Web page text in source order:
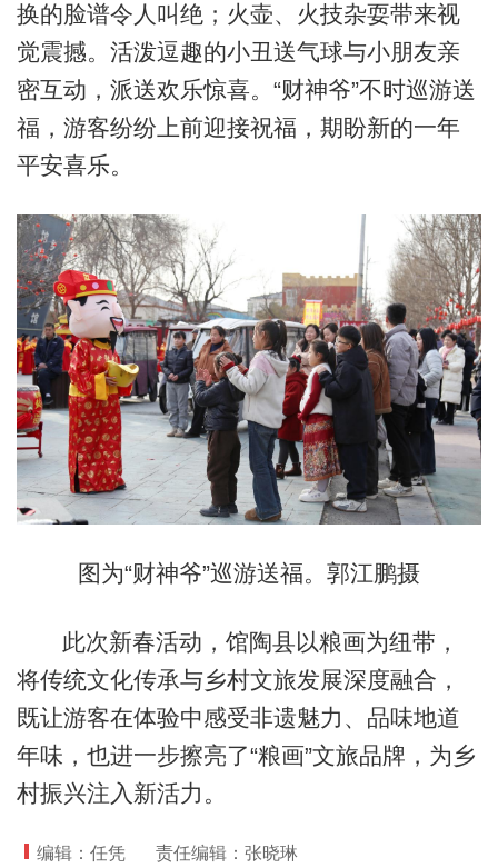
换的脸谱令人叫绝；火壶、火技杂耍带来视
觉震撼。活泼逗趣的小丑送气球与小朋友亲
密互动，派送欢乐惊喜。“财神爷”不时巡游送
福，游客纷纷上前迎接祝福，期盼新的一年
平安喜乐。
图为“财神爷”巡游送福。郭江鹏摄
此次新春活动，馆陶县以粮画为纽带，
将传统文化传承与乡村文旅发展深度融合，
既让游客在体验中感受非遗魅力、品味地道
年味，也进一步擦亮了“粮画”文旅品牌，为乡
村振兴注入新活力。
编辑：任凭 责任编辑：张晓琳